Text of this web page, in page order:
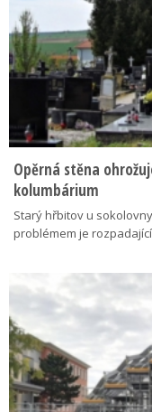
Opěrná stěna
kolumbárium
Starý hřbitov u
problémem je